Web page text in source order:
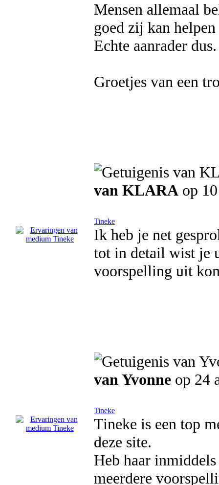
Mensen allemaal
goed zij kan
Echte aanrader dus.
Groetjes van een
van KLARA op
Tineke
Ik heb je net
tot in detail wist je
voorspelling uit
van Yvonne op 24
Tineke
Tineke is een top
deze site.
Heb haar
meerdere